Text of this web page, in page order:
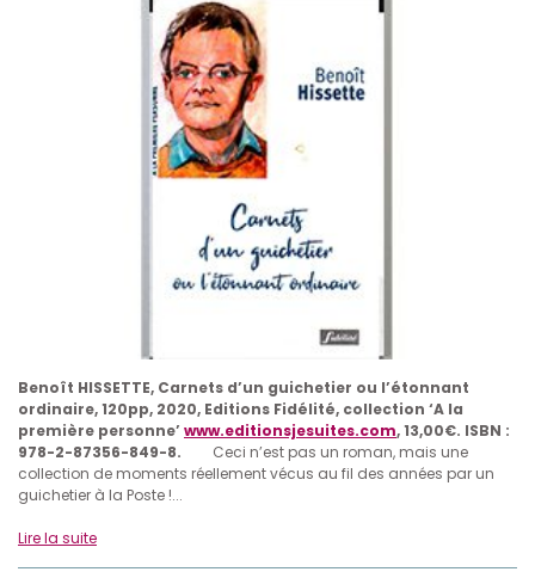
Benoît HISSETTE, Carnets d’un guichetier ou l’étonnant
ordinaire, 120pp, 2020, Editions Fidélité, collection ‘A la
première personne’ www.editionsjesuites.com, 13,00€. ISBN :
978-2-87356-849-8.
Ceci n’est pas un roman, mais une
collection de moments réellement vécus au fil des années par un
guichetier à la Poste !...
Lire la suite